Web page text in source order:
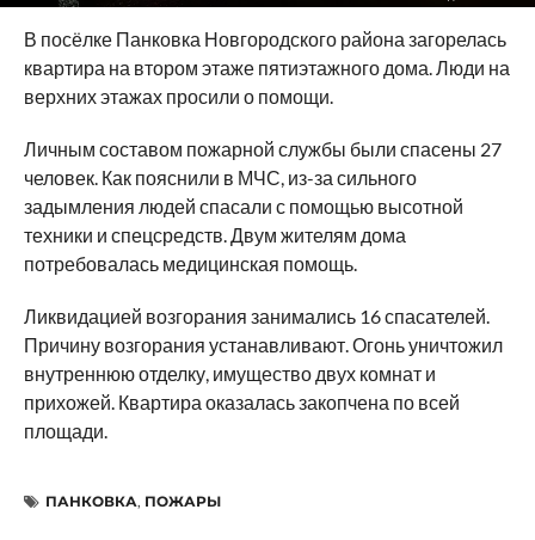
В посёлке Панковка Новгородского района загорелась
квартира на втором этаже пятиэтажного дома. Люди на
верхних этажах просили о помощи.
Личным составом пожарной службы были спасены 27
человек. Как пояснили в МЧС, из-за сильного
задымления людей спасали с помощью высотной
техники и спецсредств. Двум жителям дома
потребовалась медицинская помощь.
Ликвидацией возгорания занимались 16 спасателей.
Причину возгорания устанавливают. Огонь уничтожил
внутреннюю отделку, имущество двух комнат и
прихожей. Квартира оказалась закопчена по всей
площади.
ПАНКОВКА, ПОЖАРЫ